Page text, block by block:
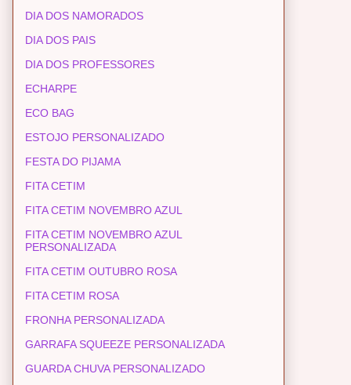
DIA DOS NAMORADOS
DIA DOS PAIS
DIA DOS PROFESSORES
ECHARPE
ECO BAG
ESTOJO PERSONALIZADO
FESTA DO PIJAMA
FITA CETIM
FITA CETIM NOVEMBRO AZUL
FITA CETIM NOVEMBRO AZUL
PERSONALIZADA
FITA CETIM OUTUBRO ROSA
FITA CETIM ROSA
FRONHA PERSONALIZADA
GARRAFA SQUEEZE PERSONALIZADA
GUARDA CHUVA PERSONALIZADO